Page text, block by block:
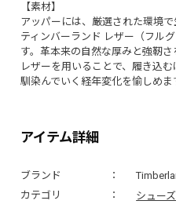
アイテム詳細
ブランド
カテゴリ
シューズ
【素材】
アッパーには、厳選された環境
ティンバーランド レザー（フル
す。革本来の自然な厚みと強靭
レザーを用いることで、履き込
馴染んでいく経年変化を愉しめま